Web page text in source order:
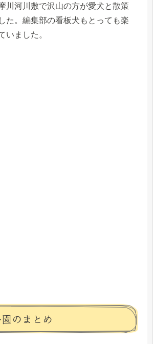
川河川敷で沢山の方が愛犬と散策
た。編集部の看板犬もとっても楽
いました。
のまとめ